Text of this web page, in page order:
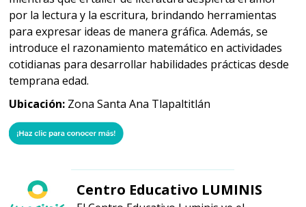
por la lectura y la escritura, brindando herramientas
para expresar ideas de manera gráfica. Además, se
introduce el razonamiento matemático en actividades
cotidianas para desarrollar habilidades prácticas desde
temprana edad.
Ubicación: Zona Santa Ana Tlapaltitlán
Centro Educativo LUMINIS